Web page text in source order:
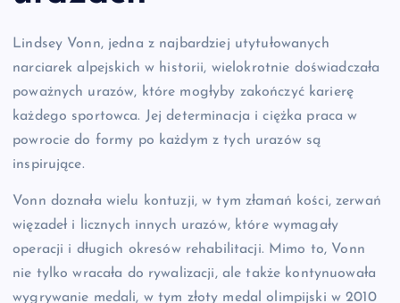
Lindsey Vonn, jedna z najbardziej utytułowanych
narciarek alpejskich w historii, wielokrotnie doświadczała
poważnych urazów, które mogłyby zakończyć karierę
każdego sportowca. Jej determinacja i ciężka praca w
powrocie do formy po każdym z tych urazów są
inspirujące.
Vonn doznała wielu kontuzji, w tym złamań kości, zerwań
więzadeł i licznych innych urazów, które wymagały
operacji i długich okresów rehabilitacji. Mimo to, Vonn
nie tylko wracała do rywalizacji, ale także kontynuowała
wygrywanie medali, w tym złoty medal olimpijski w 2010